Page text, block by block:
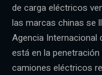
de carga eléctricos
las marcas chinas se
Agencia Internacional
está en la
camiones eléctricos